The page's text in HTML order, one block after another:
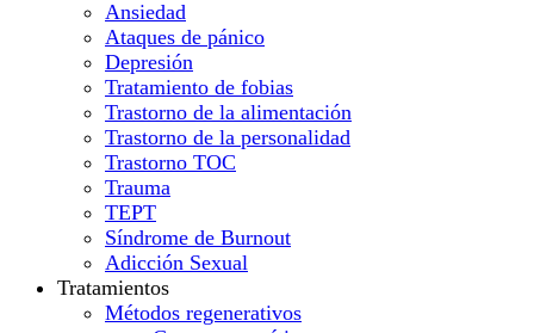
Ansiedad
Ataques de pánico
Depresión
Tratamiento de fobias
Trastorno de la alimentación
Trastorno de la personalidad
Trastorno TOC
Trauma
TEPT
Síndrome de Burnout
Adicción Sexual
Tratamientos
Métodos regenerativos